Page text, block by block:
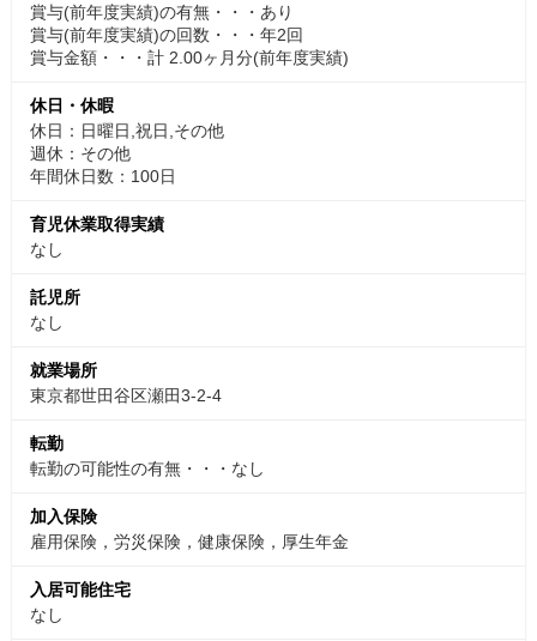
賞与(前年度実績)の有無・・・あり
賞与(前年度実績)の回数・・・年2回
賞与金額・・・計 2.00ヶ月分(前年度実績)
休日・休暇
休日：日曜日,祝日,その他
週休：その他
年間休日数：100日
育児休業取得実績
なし
託児所
なし
就業場所
東京都世田谷区瀬田3-2-4
転勤
転勤の可能性の有無・・・なし
加入保険
雇用保険，労災保険，健康保険，厚生年金
入居可能住宅
なし